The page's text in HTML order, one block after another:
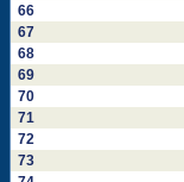
66
67
68
69
70
71
72
73